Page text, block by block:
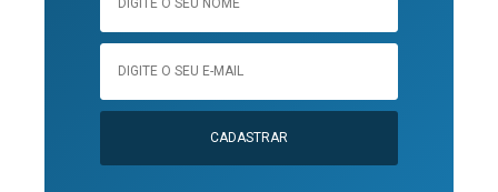
CADASTRAR